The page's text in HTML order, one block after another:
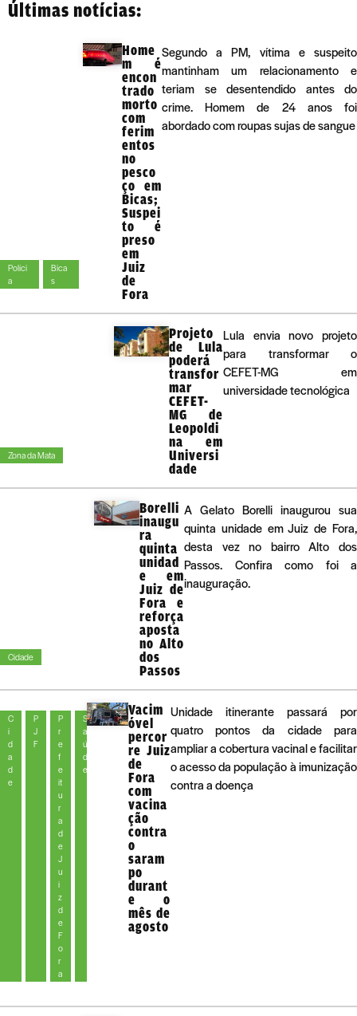
Últimas notícias:
Políci
a
Bica
s
Home
m é
encon
trado
morto
com
ferim
entos
no
pesco
ço em
Bicas;
Suspei
to é
preso
em
Juiz
de
Fora
Segundo a PM, vítima e suspeito
mantinham um relacionamento e
teriam se desentendido antes do
crime. Homem de 24 anos foi
abordado com roupas sujas de sangue
Zona da Mata
Projeto
de Lula
poderá
transfor
mar
CEFET-
MG de
Leopoldi
na em
Universi
dade
Lula envia novo projeto
para transformar o
CEFET-MG em
universidade tecnológica
Cidade
Borelli
inaugu
ra
quinta
unidad
e em
Juiz de
Fora e
reforça
aposta
no Alto
dos
Passos
A Gelato Borelli inaugurou sua
quinta unidade em Juiz de Fora,
desta vez no bairro Alto dos
Passos. Confira como foi a
inauguração.
C
i
d
a
d
e
P
J
F
P
r
e
f
e
it
u
r
a
d
e
J
u
i
z
d
e
F
o
r
a
S
a
ú
d
e
Vacim
óvel
percor
re Juiz
de
Fora
com
vacina
ção
contra
o
saram
po
durant
e o
mês de
agosto
Unidade itinerante passará por
quatro pontos da cidade para
ampliar a cobertura vacinal e facilitar
o acesso da população à imunização
contra a doença